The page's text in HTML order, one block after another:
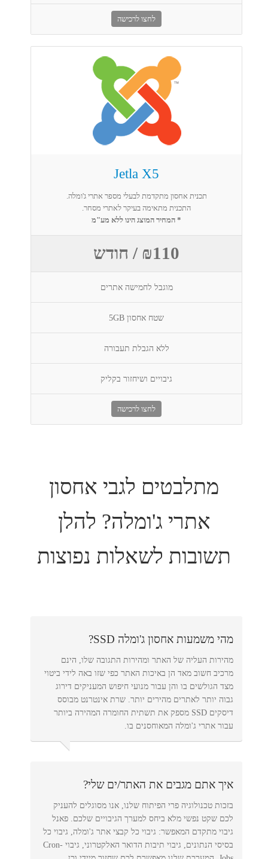
לחצו לרכישה
Jetla X5
תכנית אחסון מתקדמת לבעלי מספר אתרי ג'ומלה.
התכנית מתאימה בעיקר לאתרי מסחר.
* המחיר המוצג הינו ללא מע"מ
₪110 / חודש
מוגבל לחמישה אתרים
שטח אחסון 5GB
ללא הגבלת תעבורה
גיבויים ושיחזור בקליק
לחצו לרכישה
מתלבטים לגבי אחסון
אתרי ג'ומלה? להלן
תשובות לשאלות נפוצות
מהי משמעות אחסון ג'ומלה SSD?
מהירות העליה של האתר ומהירות התגובה שלו, הינם
מרכיב חשוב מאד הן באיכות האתר כפי שזו באה לידי ביטוי
מצד הגולשים בו והן עבור מנועי חיפוש המעניקים דירוג
גבוה יותר לאתרים מהירים יותר. שרת אינטרנט מבוסס
דיסקים SSD מספק את תשתית החומרה המהירה ביותר
עבור אתרי ג'ומלה המאוחסנים בו.
איך אתם מגבים את האתר/ים שלי?
בזכות טכנולוגיה פרי הפיתוח שלנו, אנו מסוגלים להעניק
לכם שקט נפשי מלא ביחס למערך הגיבויים שלכם. פאנל
גיבוי מתקדם המאפשר: גיבוי כל קבצי אתר ג'ומלה, גיבוי כל
בסיסי הנתונים, גיבוי תיבות הדואר האלקטרוני, גיבוי Cron-